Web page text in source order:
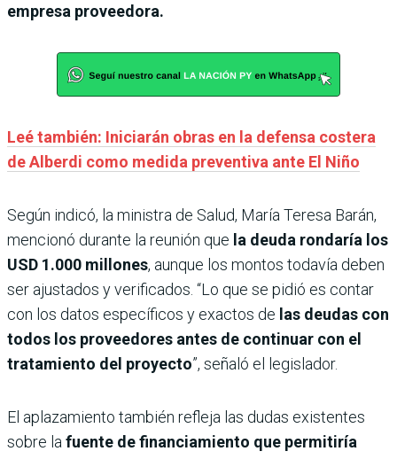
empresa proveedora.
Leé también: Iniciarán obras en la defensa costera
de Alberdi como medida preventiva ante El Niño
Según indicó, la ministra de Salud, María Teresa Barán,
mencionó durante la reunión que la deuda rondaría los
USD 1.000 millones, aunque los montos todavía deben
ser ajustados y verificados. “Lo que se pidió es contar
con los datos específicos y exactos de las deudas con
todos los proveedores antes de continuar con el
tratamiento del proyecto”, señaló el legislador.
El aplazamiento también refleja las dudas existentes
sobre la fuente de financiamiento que permitiría